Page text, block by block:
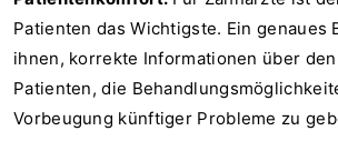
Patienten das Wichtigste. Ein genaues
ihnen, korrekte Informationen über
Patienten, die
Vorbeugung künftiger Probleme zu